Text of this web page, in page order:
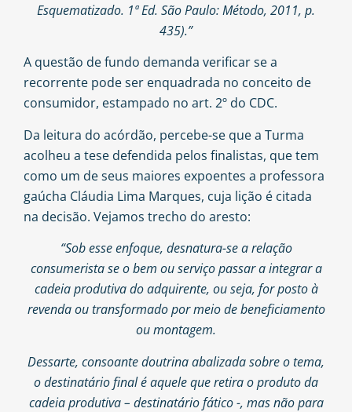
Esquematizado. 1ª Ed. São Paulo: Método, 2011, p.
435).”
A questão de fundo demanda verificar se a
recorrente pode ser enquadrada no conceito de
consumidor, estampado no art. 2º do CDC.
Da leitura do acórdão, percebe-se que a Turma
acolheu a tese defendida pelos finalistas, que tem
como um de seus maiores expoentes a professora
gaúcha Cláudia Lima Marques, cuja lição é citada
na decisão. Vejamos trecho do aresto:
“Sob esse enfoque, desnatura-se a relação
consumerista se o bem ou serviço passar a integrar a
cadeia produtiva do adquirente, ou seja, for posto à
revenda ou transformado por meio de beneficiamento
ou montagem.
Dessarte, consoante doutrina abalizada sobre o tema,
o destinatário final é aquele que retira o produto da
cadeia produtiva – destinatário fático -, mas não para